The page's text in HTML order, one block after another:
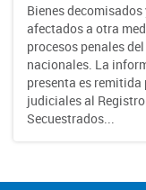
Bienes
afectados a otra
procesos penales
nacionales. La
presenta es
judiciales al
Secuestrados...